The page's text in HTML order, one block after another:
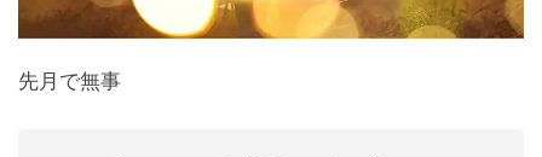
先月で無事